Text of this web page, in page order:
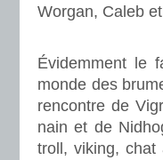
Worgan, Caleb
Évidemment le
monde des
rencontre de
nain et de
troll, viking,